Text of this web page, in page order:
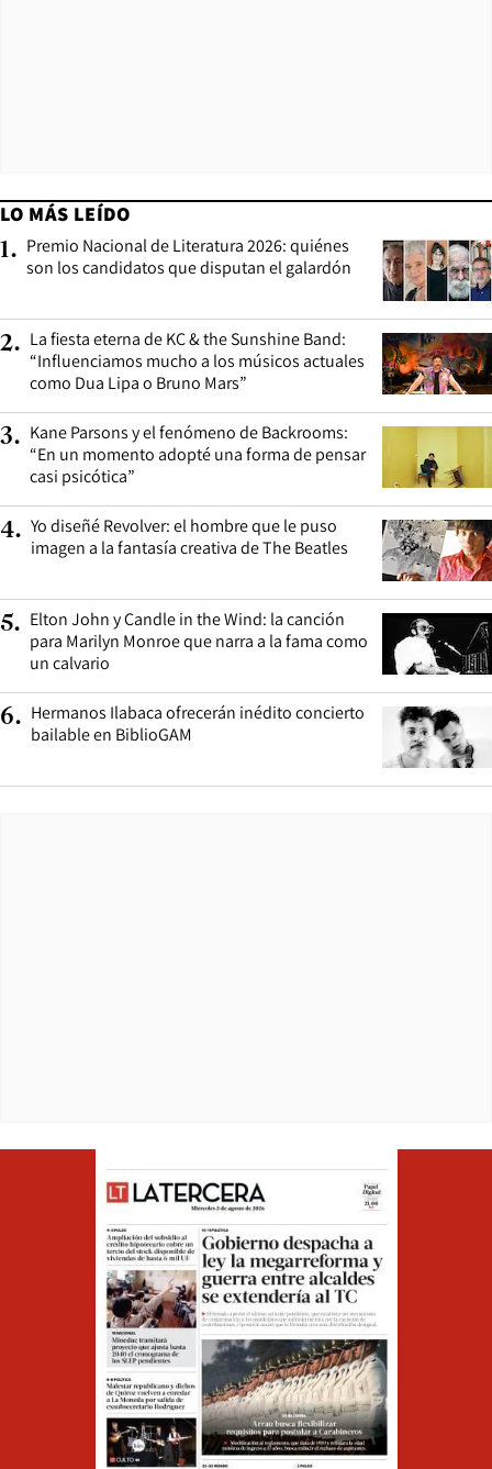
LO MÁS LEÍDO
1. Premio Nacional de Literatura 2026: quiénes
son los candidatos que disputan el galardón
2. La fiesta eterna de KC & the Sunshine Band:
“Influenciamos mucho a los músicos actuales
como Dua Lipa o Bruno Mars”
3. Kane Parsons y el fenómeno de Backrooms:
“En un momento adopté una forma de pensar
casi psicótica”
4. Yo diseñé Revolver: el hombre que le puso
imagen a la fantasía creativa de The Beatles
5. Elton John y Candle in the Wind: la canción
para Marilyn Monroe que narra a la fama como
un calvario
6. Hermanos Ilabaca ofrecerán inédito concierto
bailable en BiblioGAM